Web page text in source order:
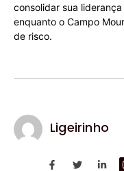
consolidar sua
enquanto o Campo
de risco.
Ligeirinho